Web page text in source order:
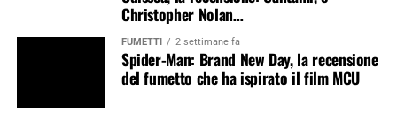
Christopher Nolan…
FUMETTI 2 settimane fa
Spider-Man: Brand New Day, la recensione
del fumetto che ha ispirato il film MCU